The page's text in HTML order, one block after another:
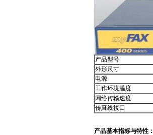
产品型号
外形尺寸
电源
工作环境温度
网络传输速度
传真线接口
产品基本指标与特性：